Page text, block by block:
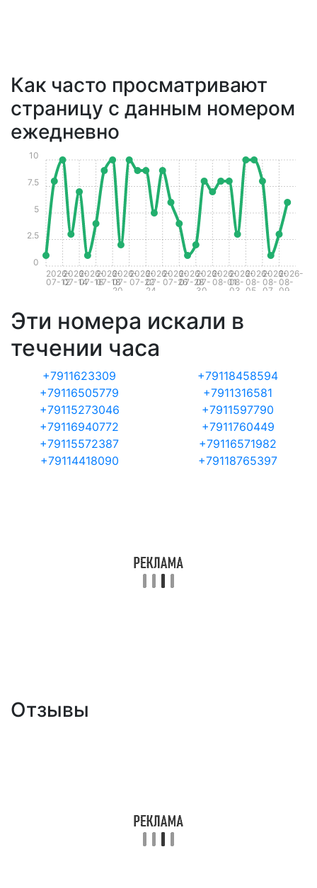
Как часто просматривают
страницу с данным номером
ежедневно
2026-
07-12
2026-
07-14
2026-
07-16
2026-
07-18
2026-
07-
20
2026-
07-22
2026-
07-
24
2026-
07-26
2026-
07-28
2026-
07-
30
2026-
08-01
2026-
08-
03
2026-
08-
05
2026-
08-
07
2026-
08-
09
0
2.5
5
7.5
10
Эти номера искали в
течении часа
+7911623309
+79118458594
+79116505779
+7911316581
+79115273046
+7911597790
+79116940772
+7911760449
+79115572387
+79116571982
+79114418090
+79118765397
Отзывы